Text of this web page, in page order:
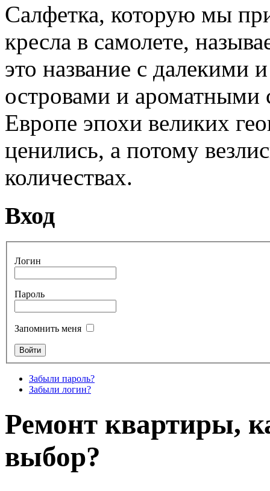
Салфетка, которую мы
кресла в самолете,
это название с далекими
островами и
Европе эпохи великих
ценились, а потому
количествах.
Вход
Логин
Пароль
Запомнить меня
Забыли пароль?
Забыли логин?
Ремонт квартиры,
выбор?